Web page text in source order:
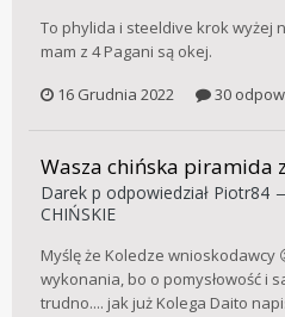
To phylida i steeldive krok wyżej
mam z 4 Pagani są okej.
16 Grudnia 2022
30
Wasza chińska piramida
Darek p odpowiedział Piotr84
CHIŃSKIE
Myślę że Koledze wnioskodawcy
wykonania, bo o pomysłowość i
trudno.... jak już Kolega Daito